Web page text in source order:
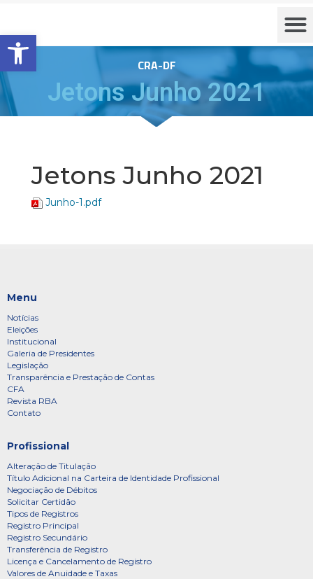
Barra de Ferramentas Aberta
CRA-DF
Jetons Junho 2021
Jetons Junho 2021
Junho-1.pdf
Menu
Notícias
Eleições
Institucional
Galeria de Presidentes
Legislação
Transparência e Prestação de Contas
CFA
Revista RBA
Contato
Profissional
Alteração de Titulação
Título Adicional na Carteira de Identidade Profissional
Negociação de Débitos
Solicitar Certidão
Tipos de Registros
Registro Principal
Registro Secundário
Transferência de Registro
Licença e Cancelamento de Registro
Valores de Anuidade e Taxas